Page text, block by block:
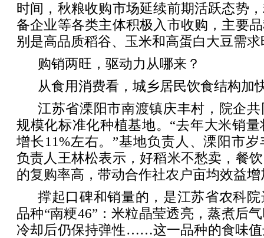
时间，秋粮收购市场延续前期活跃态势
备企业等各类主体积极入市收购，主要
别是高品质稻谷、玉米和高蛋白大豆需求
购销两旺，驱动力从哪来？
从食用消费看，城乡居民饮食结构加
江苏省溧阳市南渡镇庆丰村，院企
规模化标准化种植基地。“去年大米销
增长11%左右。”基地负责人、溧阳市
负责人王林松表示，好稻米不愁卖，餐
的复购率高，带动合作社农户亩均效益
撑起口碑和销量的，是江苏省农科
品种“南粳46”：米粒晶莹透亮，蒸煮后
冷却后仍保持弹性……这一品种的食味值